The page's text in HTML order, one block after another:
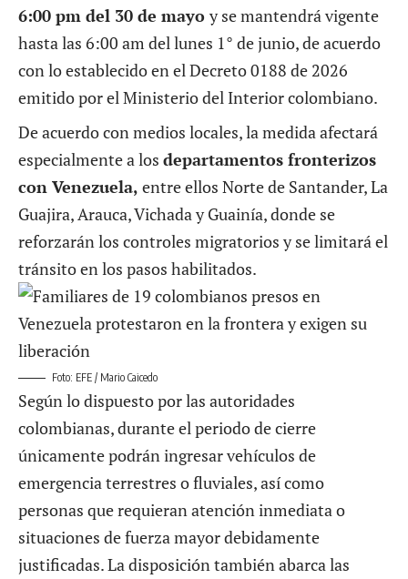
6:00 pm del 30 de mayo y se mantendrá vigente
hasta las 6:00 am del lunes 1° de junio, de acuerdo
con lo establecido en el Decreto 0188 de 2026
emitido por el Ministerio del Interior colombiano.
De acuerdo con medios locales, la medida afectará
especialmente a los departamentos fronterizos
con Venezuela, entre ellos Norte de Santander, La
Guajira, Arauca, Vichada y Guainía, donde se
reforzarán los controles migratorios y se limitará el
tránsito en los pasos habilitados.
Foto: EFE / Mario Caicedo
Según lo dispuesto por las autoridades
colombianas, durante el periodo de cierre
únicamente podrán ingresar vehículos de
emergencia terrestres o fluviales, así como
personas que requieran atención inmediata o
situaciones de fuerza mayor debidamente
justificadas. La disposición también abarca las